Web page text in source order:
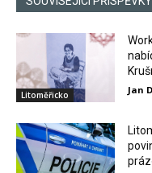
Litoměřicko Jan